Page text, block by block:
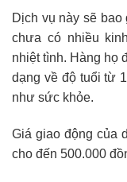
Dịch vụ này sẽ
chưa có nhiều
nhiệt tình. Hàng họ
dạng về độ tuổi từ
như sức khỏe.
Giá giao động của
cho đến 500.000